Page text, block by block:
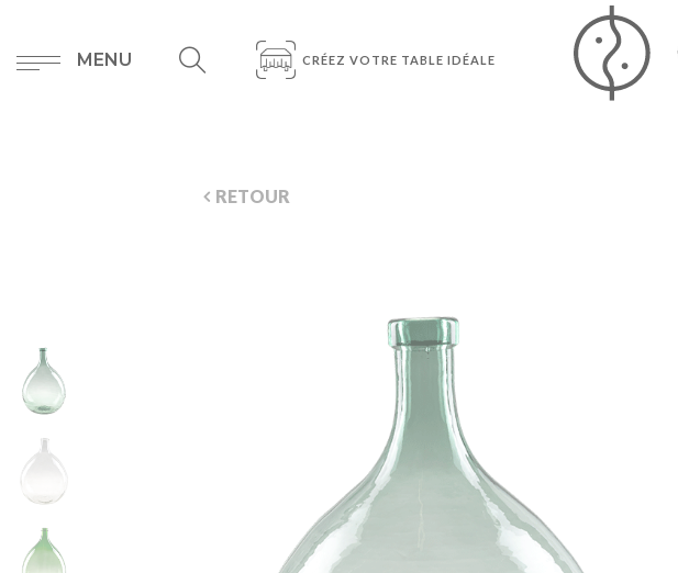
MENU CRÉEZ VOTRE TABLE IDÉALE
RETOUR